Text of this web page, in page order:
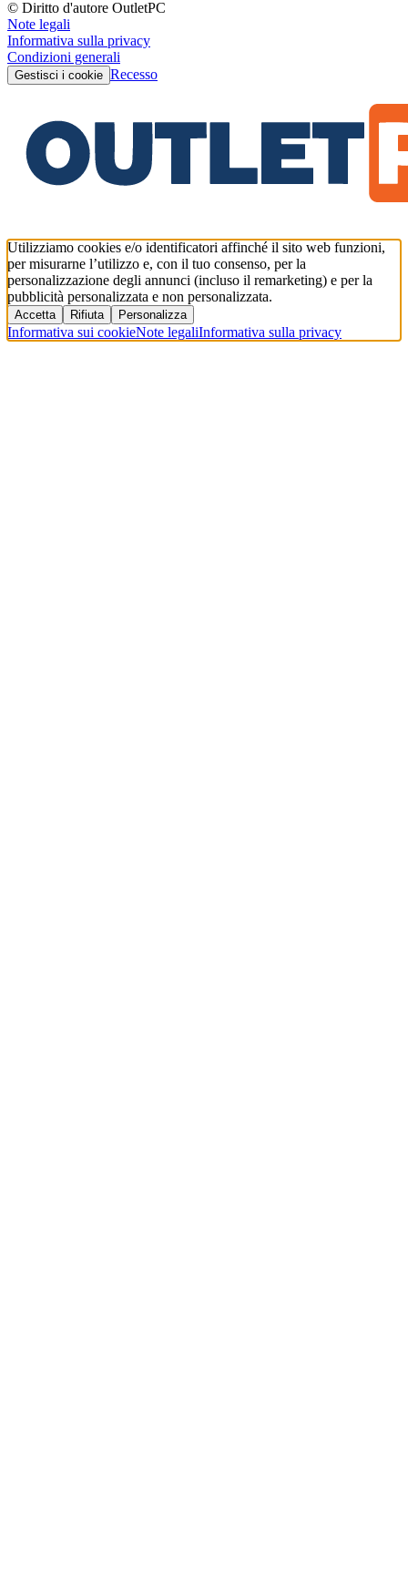
© Diritto d'autore OutletPC
Note legali
Informativa sulla privacy
Condizioni generali
Gestisci i cookie Recesso
Utilizziamo cookies e/o identificatori affinché il sito web funzioni,
per misurarne l’utilizzo e, con il tuo consenso, per la
personalizzazione degli annunci (incluso il remarketing) e per la
pubblicità personalizzata e non personalizzata.
Accetta Rifiuta Personalizza
Informativa sui cookieNote legaliInformativa sulla privacy